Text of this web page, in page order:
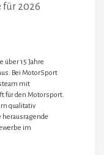
für 2026
über 15 Jahre
Bei MotorSport
mit
für den Motorsport.
qualitativ
herausragende
im